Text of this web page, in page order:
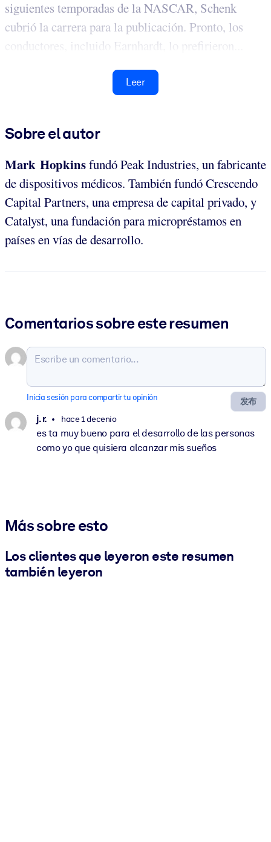
siguientes temporadas de la NASCAR, Schenk
cubrió la carrera para la publicación. Pronto, los
conductores, incluido Earnhardt, lo prefirieron...
Leer
Sobre el autor
Mark Hopkinsfundó Peak Industries, un fabricante
de dispositivos médicos. También fundó Crescendo
Capital Partners, una empresa de capital privado, y
Catalyst, una fundación para micropréstamos en
países en vías de desarrollo.
Comentarios sobre este resumen
发布
Inicia sesión para compartir tu opinión
j. r. hace 1 decenio
es ta muy bueno para el desarrollo de las personas
como yo que quisiera alcanzar mis sueños
Más sobre esto
Los clientes que leyeron este resumen
también leyeron